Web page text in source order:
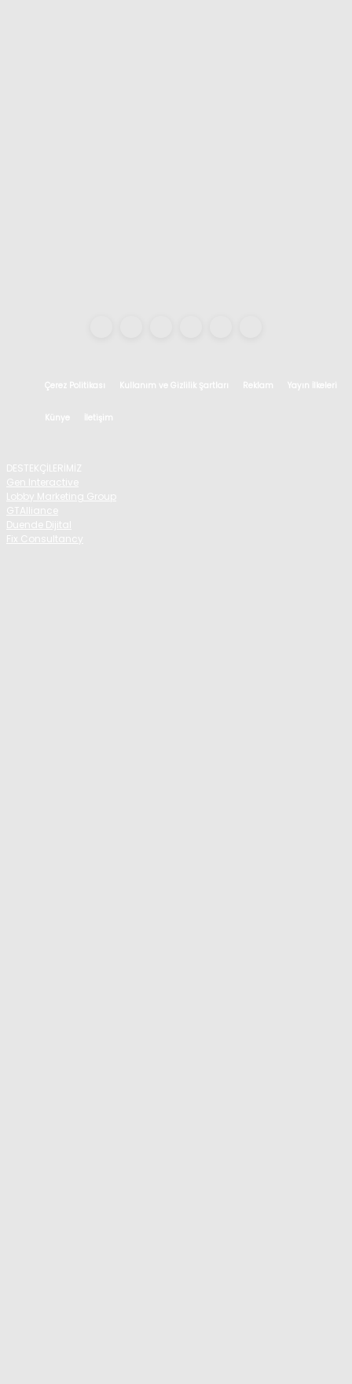
Çerez Politikası Kullanım ve Gizlilik Şartları Reklam Yayın İlkeleri
Künye İletişim
DESTEKÇİLERİMİZ
Gen Interactive
Lobby Marketing Group
GTAlliance
Duende Dijital
Fix Consultancy